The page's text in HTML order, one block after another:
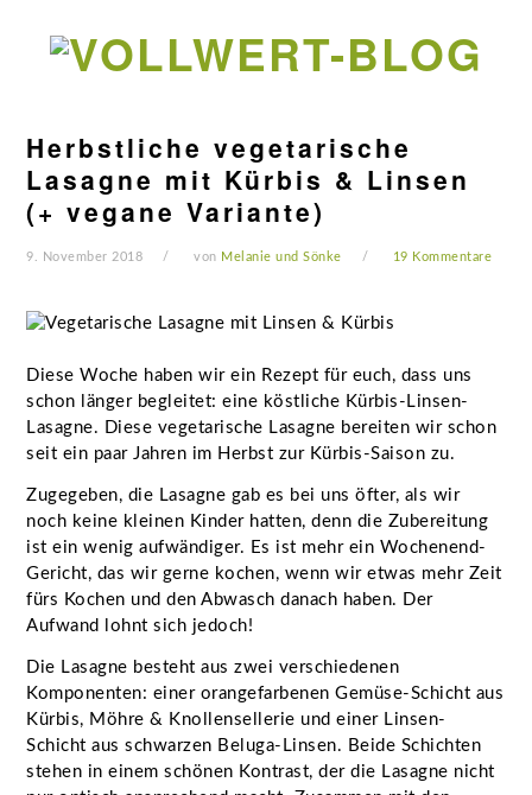
Hauptnavigation
Seitenspalte
Fußzeile
Herbstliche vegetarische
Lasagne mit Kürbis & Linsen
(+ vegane Variante)
9. November 2018 von Melanie und Sönke 19 Kommentare
Diese Woche haben wir ein Rezept für euch, dass uns
schon länger begleitet: eine köstliche Kürbis-Linsen-
Lasagne. Diese vegetarische Lasagne bereiten wir schon
seit ein paar Jahren im Herbst zur Kürbis-Saison zu.
Zugegeben, die Lasagne gab es bei uns öfter, als wir
noch keine kleinen Kinder hatten, denn die Zubereitung
ist ein wenig aufwändiger. Es ist mehr ein Wochenend-
Gericht, das wir gerne kochen, wenn wir etwas mehr Zeit
fürs Kochen und den Abwasch danach haben. Der
Aufwand lohnt sich jedoch!
Die Lasagne besteht aus zwei verschiedenen
Komponenten: einer orangefarbenen Gemüse-Schicht aus
Kürbis, Möhre & Knollensellerie und einer Linsen-
Schicht aus schwarzen Beluga-Linsen. Beide Schichten
stehen in einem schönen Kontrast, der die Lasagne nicht